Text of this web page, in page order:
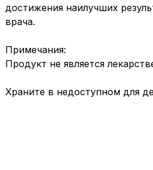
достижения наилучших
врача.
Примечания:
Продукт не является
Храните в недоступном для